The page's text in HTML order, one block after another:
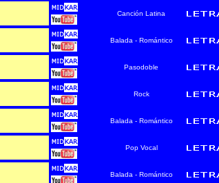
Canción Latina
Balada - Romántico
Pasodoble
Rock
Balada - Romántico
Pop Vocal
Balada - Romántico